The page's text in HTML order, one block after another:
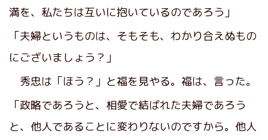
満を、私たちは互いに抱いているのであろう」
「夫婦というものは、そもそも、わかり合えぬもの
にございましょう？」
秀忠は「ほう？」と福を見やる。福は、言った。
「政略であろうと、相愛で結ばれた夫婦であろう
と、他人であることに変わりないのですから。他人